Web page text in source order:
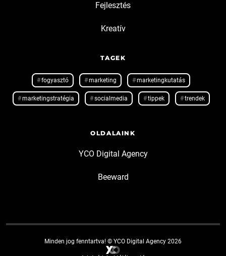
Fejlesztés
Kreatív
TAGEK
fogyasztó marketing marketingkutatás
marketingstratégia socialmedia tippek trendek
OLDALAINK
YCO Digital Agency
Beeward
Minden jog fenntartva! © YCO Digital Agency 2026